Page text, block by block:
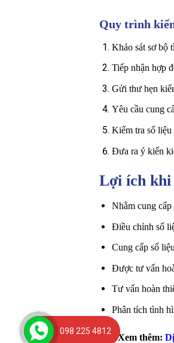
Quy trình
Khảo sát sơ bộ
Tiếp nhận hợp
Gửi thư hẹn
Yêu cầu cung
Kiểm tra số liệu
Đưa ra ý kiến
Lợi ích khi
Nhằm cung
Điều chỉnh số
Cung cấp số
Được tư vấn
Tư vấn hoàn
Phân tích tình
>>> Xem thêm:
098 225 4812